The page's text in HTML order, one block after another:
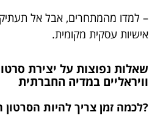
– למדו מהמתחרים, אבל אל
אישיות עסקית מקומית.
שאלות נפוצות על יצירת
וויראליים במדיה החברתית
?לכמה זמן צריך להיות